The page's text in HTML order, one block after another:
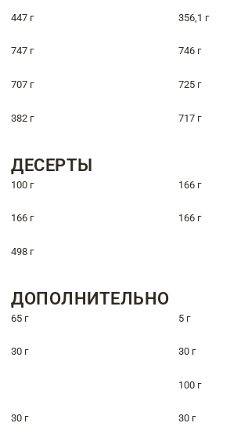
447 г 356,1 г
747 г 746 г
707 г 725 г
382 г 717 г
ДЕСЕРТЫ
100 г 166 г
166 г 166 г
498 г
ДОПОЛНИТЕЛЬНО
65 г 5 г
30 г 30 г
100 г
30 г 30 г